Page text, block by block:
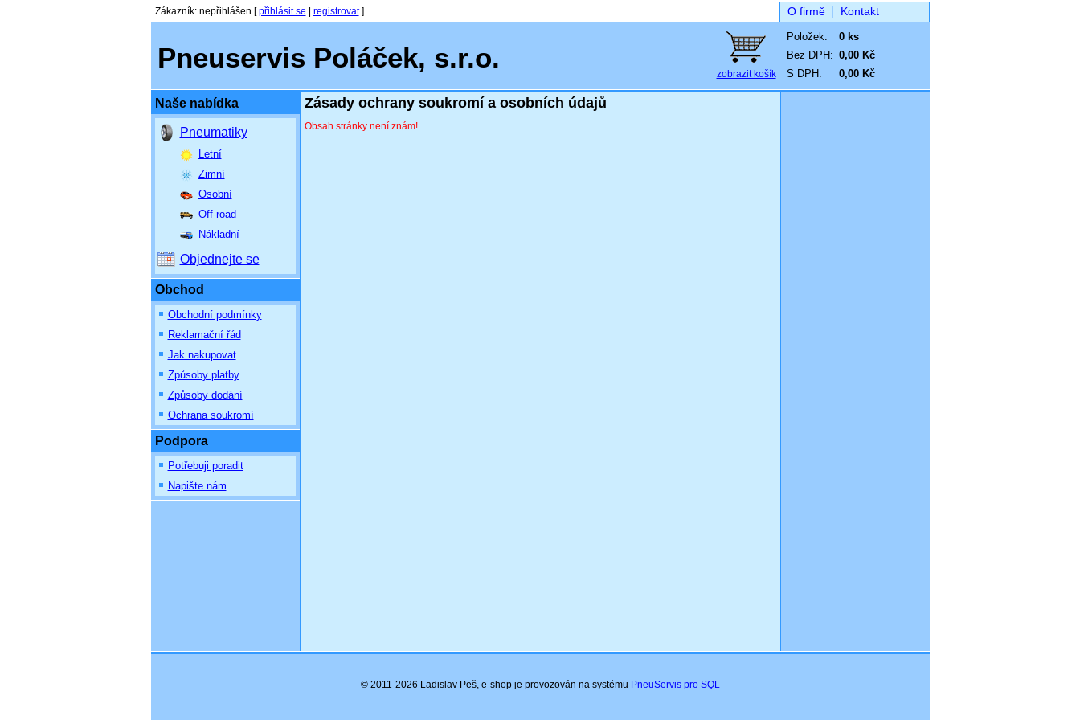
Zákazník: nepřihlášen [přihlásit se registrovat] O firmě Kontakt
Pneuservis Poláček, s.r.o.
zobrazit košík
Položek:
0 ks
Bez DPH: 0,00 Kč
S DPH:
0,00 Kč
Naše nabídka
Pneumatiky
Letní
Zimní
Osobní
Off-road
Nákladní
Objednejte se
Obchod
Obchodní podmínky
Reklamační řád
Jak nakupovat
Způsoby platby
Způsoby dodání
Ochrana soukromí
Podpora
Potřebuji poradit
Napište nám
Zásady ochrany soukromí a osobních údajů
Obsah stránky není znám!
© 2011-2026 Ladislav Peš, e-shop je provozován na systému PneuServis pro SQL